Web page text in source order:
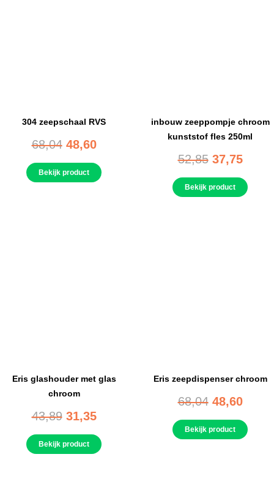
304 zeepschaal RVS
68,04 48,60
Bekijk product
inbouw zeeppompje chroom
kunststof fles 250ml
52,85 37,75
Bekijk product
Eris glashouder met glas
chroom
43,89 31,35
Bekijk product
Eris zeepdispenser chroom
68,04 48,60
Bekijk product